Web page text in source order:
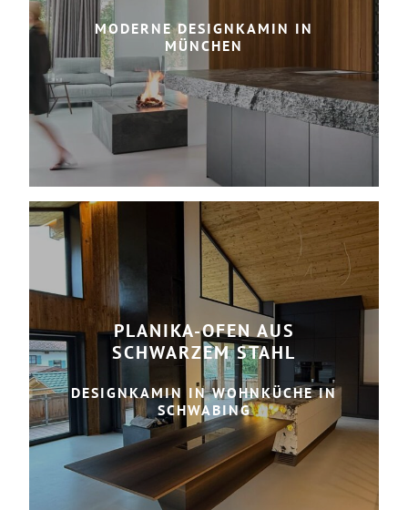
MODERNE DESIGNKAMIN IN
MÜNCHEN
PLANIKA-OFEN AUS
SCHWARZEM STAHL
DESIGNKAMIN IN WOHNKÜCHE IN
SCHWABING